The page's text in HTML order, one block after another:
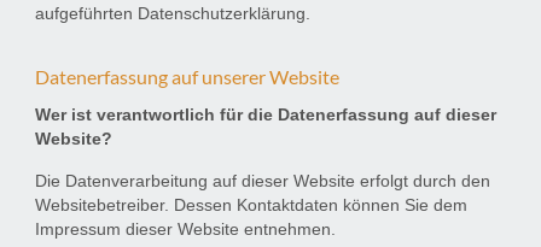
aufgeführten Datenschutzerklärung.
Datenerfassung auf unserer Website
Wer ist verantwortlich für die Datenerfassung auf dieser
Website?
Die Datenverarbeitung auf dieser Website erfolgt durch den
Websitebetreiber. Dessen Kontaktdaten können Sie dem
Impressum dieser Website entnehmen.